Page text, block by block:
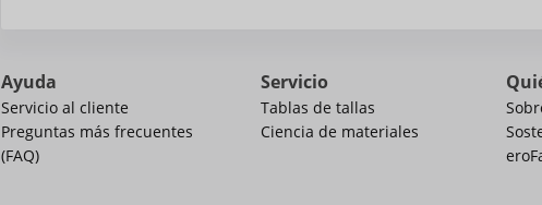
Ayuda
Servicio al cliente
Preguntas más frecuentes
(FAQ)
Servicio
Tablas de tallas
Ciencia de materiales